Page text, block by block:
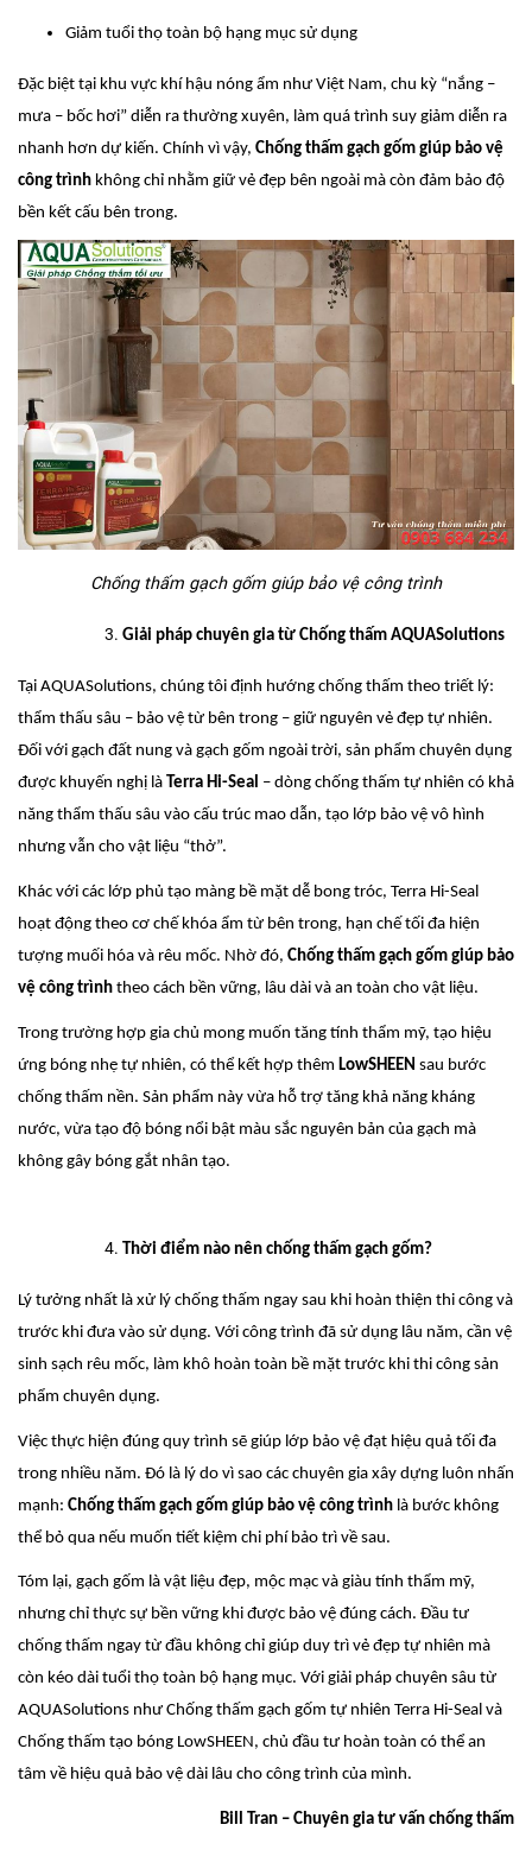
Giảm tuổi thọ toàn bộ hạng mục sử dụng
Đặc biệt tại khu vực khí hậu nóng ẩm như Việt Nam, chu kỳ “nắng –
mưa – bốc hơi” diễn ra thường xuyên, làm quá trình suy giảm diễn ra
nhanh hơn dự kiến. Chính vì vậy, Chống thấm gạch gốm giúp bảo vệ
công trình không chỉ nhằm giữ vẻ đẹp bên ngoài mà còn đảm bảo độ
bền kết cấu bên trong.
Chống thấm gạch gốm giúp bảo vệ công trình
Giải pháp chuyên gia từ Chống thấm AQUASolutions
Tại AQUASolutions, chúng tôi định hướng chống thấm theo triết lý:
thẩm thấu sâu – bảo vệ từ bên trong – giữ nguyên vẻ đẹp tự nhiên.
Đối với gạch đất nung và gạch gốm ngoài trời, sản phẩm chuyên dụng
được khuyến nghị là Terra Hi-Seal – dòng chống thấm tự nhiên có khả
năng thẩm thấu sâu vào cấu trúc mao dẫn, tạo lớp bảo vệ vô hình
nhưng vẫn cho vật liệu “thở”.
Khác với các lớp phủ tạo màng bề mặt dễ bong tróc, Terra Hi-Seal
hoạt động theo cơ chế khóa ẩm từ bên trong, hạn chế tối đa hiện
tượng muối hóa và rêu mốc. Nhờ đó, Chống thấm gạch gốm giúp bảo
vệ công trình theo cách bền vững, lâu dài và an toàn cho vật liệu.
Trong trường hợp gia chủ mong muốn tăng tính thẩm mỹ, tạo hiệu
ứng bóng nhẹ tự nhiên, có thể kết hợp thêm LowSHEEN sau bước
chống thấm nền. Sản phẩm này vừa hỗ trợ tăng khả năng kháng
nước, vừa tạo độ bóng nổi bật màu sắc nguyên bản của gạch mà
không gây bóng gắt nhân tạo.
Thời điểm nào nên chống thấm gạch gốm?
Lý tưởng nhất là xử lý chống thấm ngay sau khi hoàn thiện thi công và
trước khi đưa vào sử dụng. Với công trình đã sử dụng lâu năm, cần vệ
sinh sạch rêu mốc, làm khô hoàn toàn bề mặt trước khi thi công sản
phẩm chuyên dụng.
Việc thực hiện đúng quy trình sẽ giúp lớp bảo vệ đạt hiệu quả tối đa
trong nhiều năm. Đó là lý do vì sao các chuyên gia xây dựng luôn nhấn
mạnh: Chống thấm gạch gốm giúp bảo vệ công trình là bước không
thể bỏ qua nếu muốn tiết kiệm chi phí bảo trì về sau.
Tóm lại, gạch gốm là vật liệu đẹp, mộc mạc và giàu tính thẩm mỹ,
nhưng chỉ thực sự bền vững khi được bảo vệ đúng cách. Đầu tư
chống thấm ngay từ đầu không chỉ giúp duy trì vẻ đẹp tự nhiên mà
còn kéo dài tuổi thọ toàn bộ hạng mục. Với giải pháp chuyên sâu từ
AQUASolutions như Chống thấm gạch gốm tự nhiên Terra Hi-Seal và
Chống thấm tạo bóng LowSHEEN, chủ đầu tư hoàn toàn có thể an
tâm về hiệu quả bảo vệ dài lâu cho công trình của mình.
Bill Tran – Chuyên gia tư vấn chống thấm